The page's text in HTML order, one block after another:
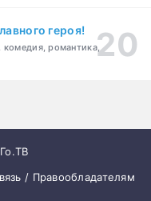
героя!
романтика,
/ Правообладателям